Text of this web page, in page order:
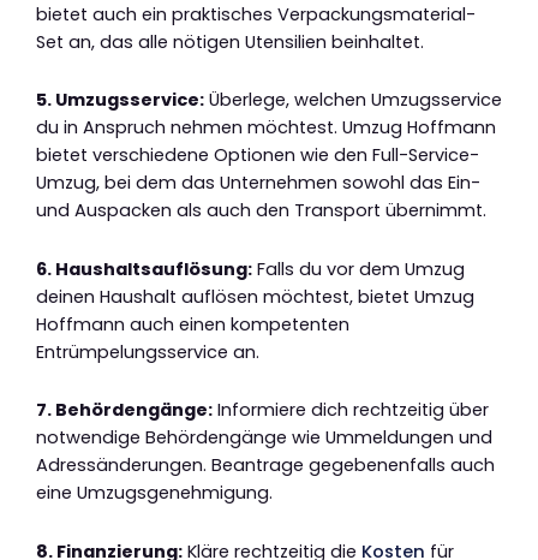
bietet auch ein praktisches Verpackungsmaterial-
Set an, das alle nötigen Utensilien beinhaltet.
5. Umzugsservice: Überlege, welchen Umzugsservice
du in Anspruch nehmen möchtest. Umzug Hoffmann
bietet verschiedene Optionen wie den Full-Service-
Umzug, bei dem das Unternehmen sowohl das Ein-
und Auspacken als auch den Transport übernimmt.
6. Haushaltsauflösung: Falls du vor dem Umzug
deinen Haushalt auflösen möchtest, bietet Umzug
Hoffmann auch einen kompetenten
Entrümpelungsservice an.
7. Behördengänge: Informiere dich rechtzeitig über
notwendige Behördengänge wie Ummeldungen und
Adressänderungen. Beantrage gegebenenfalls auch
eine Umzugsgenehmigung.
8. Finanzierung: Kläre rechtzeitig die Kosten für